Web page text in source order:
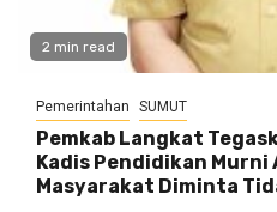
2 min read
Pemerintahan SUMUT
Pemkab Langkat
Kadis Pendidikan Murni
Masyarakat Diminta